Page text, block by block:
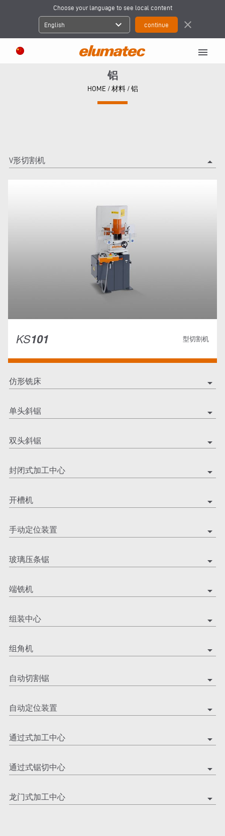
Choose your language to see local content
English expand_more close
menu
铝
HOME / 材料/ 铝
V形切割机 arrow_drop_up
KS101 型切割机
仿形铣床 arrow_drop_down
单头斜锯 arrow_drop_down
双头斜锯 arrow_drop_down
封闭式加工中心 arrow_drop_down
开槽机 arrow_drop_down
手动定位装置 arrow_drop_down
玻璃压条锯 arrow_drop_down
端铣机 arrow_drop_down
组装中心 arrow_drop_down
组角机 arrow_drop_down
自动切割锯 arrow_drop_down
自动定位装置 arrow_drop_down
通过式加工中心 arrow_drop_down
通过式锯切中心 arrow_drop_down
龙门式加工中心 arrow_drop_down